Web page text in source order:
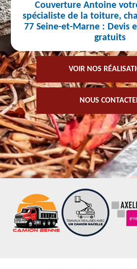
Couverture Antoine
spécialiste de la toiture,
77 Seine-et-Marne : Devis
gratuits
VOIR NOS
NOUS